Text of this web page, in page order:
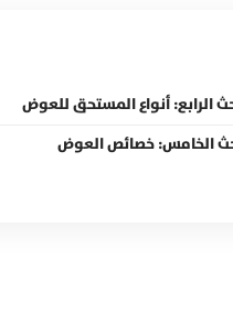
الرابع: أنواع المستحق للعوض
الخامس: خصائص العوض